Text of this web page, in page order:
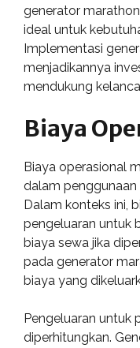
generator
ideal untuk
Implementasi
menjadikannya
mendukung
Biaya
Biaya operasional
dalam
Dalam konteks ini,
pengeluaran untuk
biaya sewa jika
pada generator
biaya yang
Pengeluaran untuk
diperhitungkan.